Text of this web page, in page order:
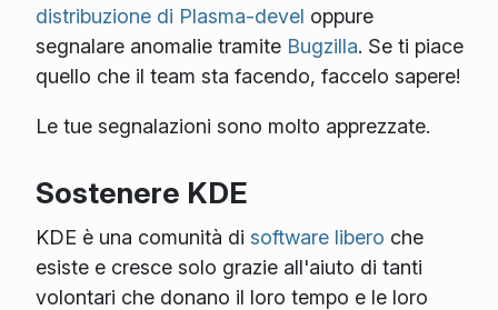
distribuzione di Plasma-devel oppure
segnalare anomalie tramite Bugzilla. Se ti piace
quello che il team sta facendo, faccelo sapere!
Le tue segnalazioni sono molto apprezzate.
Sostenere KDE
KDE è una comunità di software libero che
esiste e cresce solo grazie all'aiuto di tanti
volontari che donano il loro tempo e le loro